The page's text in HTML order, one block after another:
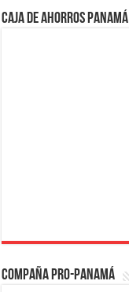
Caja de Ahorros Panamá
Compaña PRO-Panamá